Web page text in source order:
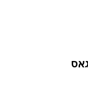
את נבאס, טחדה (58) ו-ורגאס